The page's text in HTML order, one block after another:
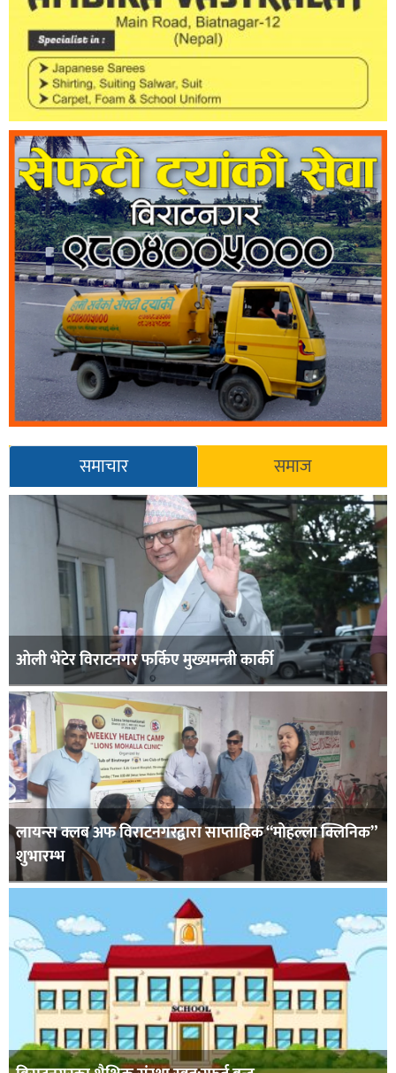
समाचार समाज
ओली भेटेर विराटनगर फर्किए मुख्यमन्त्री कार्की
लायन्स क्लब अफ विराटनगरद्वारा साप्ताहिक “मोहल्ला क्लिनिक”
शुभारम्भ